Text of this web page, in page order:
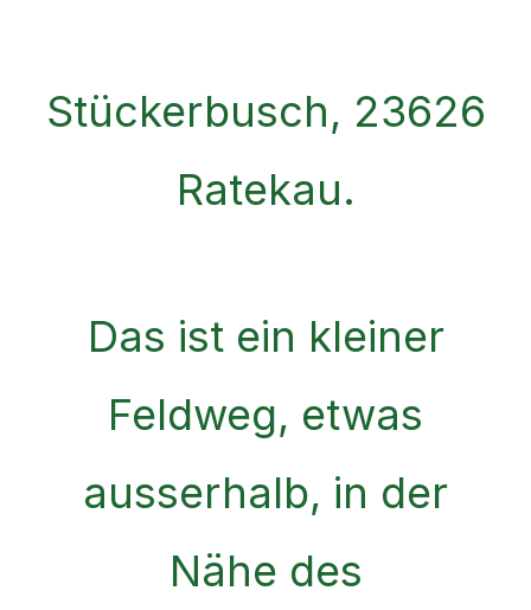
Stückerbusch, 23626
Ratekau.
Das ist ein kleiner
Feldweg, etwas
ausserhalb, in der
Nähe des